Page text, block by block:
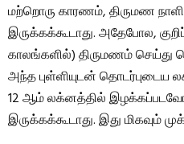
மற்றொரு காரணம், திருமண
இருக்கக்கூடாது. அதேபோல,
காலங்களில்) திருமணம் செய்து
அந்த புள்ளியுடன் தொடர்புடைய
12 ஆம் லக்னத்தில்
இருக்கக்கூடாது. இது மிகவும்